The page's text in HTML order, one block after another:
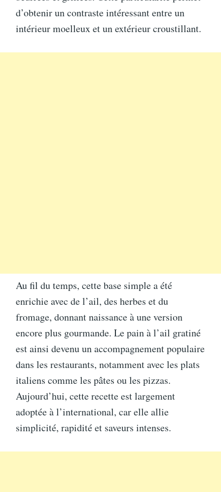
d’obtenir un contraste intéressant entre un
intérieur moelleux et un extérieur croustillant.
Au fil du temps, cette base simple a été
enrichie avec de l’ail, des herbes et du
fromage, donnant naissance à une version
encore plus gourmande. Le pain à l’ail gratiné
est ainsi devenu un accompagnement populaire
dans les restaurants, notamment avec les plats
italiens comme les pâtes ou les pizzas.
Aujourd’hui, cette recette est largement
adoptée à l’international, car elle allie
simplicité, rapidité et saveurs intenses.